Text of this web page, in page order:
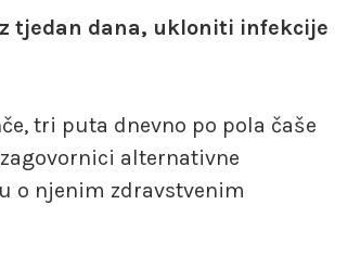
tjedan dana, ukloniti infekcije
tri puta dnevno po pola čaše
alternativne
o njenim zdravstvenim